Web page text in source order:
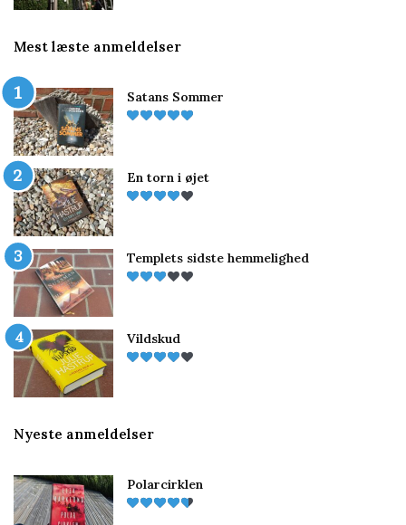
Mest læste anmeldelser
Satans Sommer
En torn i øjet
Templets sidste hemmelighed
Vildskud
Nyeste anmeldelser
Polarcirklen